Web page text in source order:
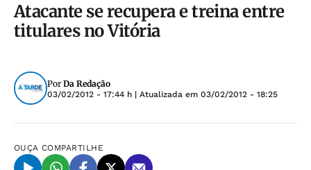
Atacante se recupera e treina entre
titulares no Vitória
Por Da Redação
03/02/2012 - 17:44 h | Atualizada em 03/02/2012 - 18:25
OUÇA COMPARTILHE